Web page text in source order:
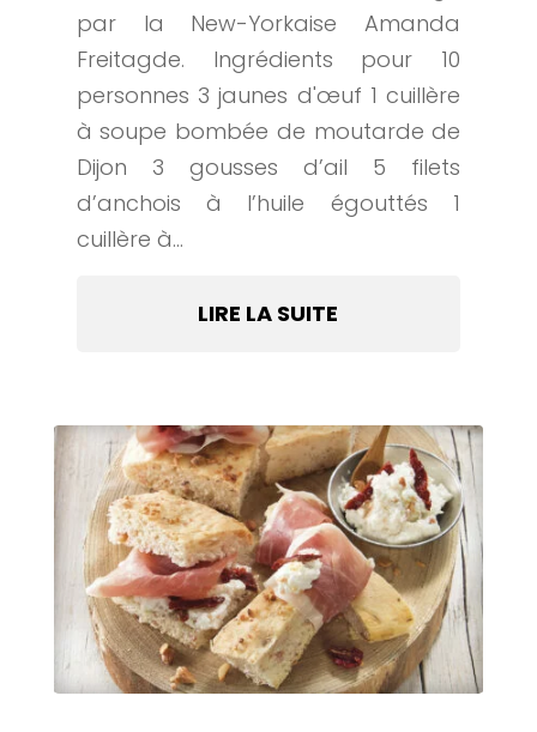
par la New-Yorkaise Amanda
Freitagde. Ingrédients pour 10
personnes 3 jaunes d'œuf 1 cuillère
à soupe bombée de moutarde de
Dijon 3 gousses d’ail 5 filets
d’anchois à l’huile égouttés 1
cuillère à...
LIRE LA SUITE